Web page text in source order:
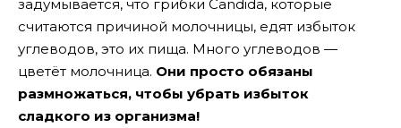
задумывается, что грибки Candida, которые
считаются причиной молочницы, едят избыток
углеводов, это их пища. Много углеводов —
цветёт молочница. Они просто обязаны
размножаться, чтобы убрать избыток
сладкого из организма!